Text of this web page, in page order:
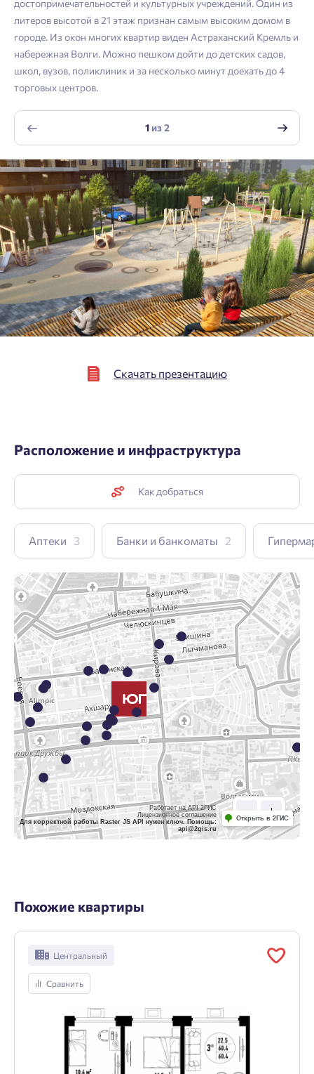
Email
Согласен на обработкуперсональных данных
Отправить
Скачать презентацию
достопримечательностей и культурных учреждений. Один из
литеров высотой в 21 этаж признан самым высоким домом в
городе. Из окон многих квартир виден Астраханский Кремль и
набережная Волги. Можно пешком дойти до детских садов,
школ, вузов, поликлиник и за несколько минут доехать до 4
торговых центров.
1из2
Расположение и инфраструктура
Как добраться
Аптеки 3 Банки и банкоматы 2
Работает на API 2ГИС
Лицензионное соглашение
Для корректной работы Raster JS API нужен ключ. Помощь:
api@2gis.ru
Открыть в 2ГИС
Похожие квартиры
Центральный
Сравнить
Отправить
Войти
Личный кабинет
Введите номер телефона, чтобы войти или
Телефон
Нажимая кнопку «Отправить», вы даёте согласие на обработку
персональных данных.
Подтвердить
Личный кабинет
Мы отправили код на номер .
Выслать код повторно через 00:58.
Отправить